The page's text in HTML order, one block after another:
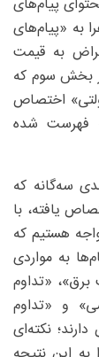
«پیام‌های
ازجمله «اعتراض به قیمت
بخش سوم که
اختصاص
فهرست شده
سه‌گانه که
یافته، با
مواجه هستیم که
به مواردی
«تداوم
و «تداوم
نکته‌ای